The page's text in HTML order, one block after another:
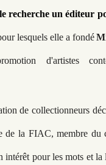
recherche un éditeur
lesquels elle a fondé
d'artistes
de collectionneurs
de la FIAC, membre du
intérêt pour les mots et la